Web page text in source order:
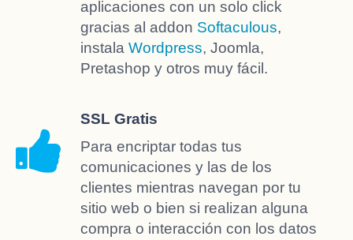
aplicaciones con un solo click
gracias al addon Softaculous,
instala Wordpress, Joomla,
Pretashop y otros muy fácil.
SSL Gratis
Para encriptar todas tus
comunicaciones y las de los
clientes mientras navegan por tu
sitio web o bien si realizan alguna
compra o interacción con los datos